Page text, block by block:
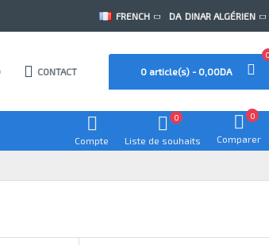
FRENCH DA DINAR ALGÉRIEN
CONTACT 0 article(s) - 0,00DA
Compte Liste de souhaits
0
Comparer
0